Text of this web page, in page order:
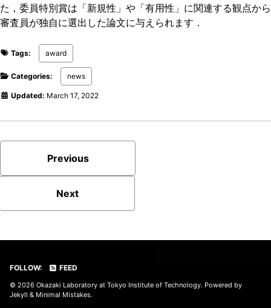
た，委員特別賞は「新規性」や「有用性」に関連する観点から
審査員が独自に選出した論文に与えられます．
Tags: award
Categories: news
Updated: March 17, 2022
Previous
Next
FOLLOW: FEED
© 2026 Okazaki Laboratory at Tokyo Institute of Technology. Powered by
Jekyll & Minimal Mistakes.